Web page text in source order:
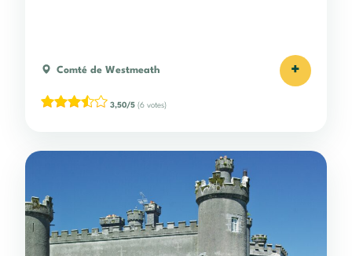
Comté de Westmeath +
3,50/5 (6 votes)